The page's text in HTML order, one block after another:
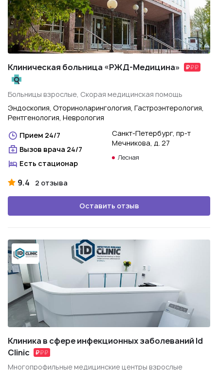
Клиническая больница «РЖД-Медицина»
Больницы взрослые, Скорая медицинская помощь
Эндоскопия, Оториноларингология, Гастроэнтерология,
Рентгенология, Неврология
Прием 24/7
Вызов врача 24/7
Есть стационар
Санкт-Петербург, пр-т
Мечникова, д. 27
Лесная
9.4 2 отзыва
Оставить отзыв
Клиника в сфере инфекционных заболеваний Id
Clinic
Многопрофильные медицинские центры взрослые